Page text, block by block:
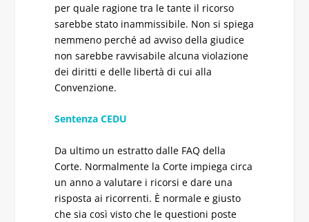
per quale ragione tra le tante il ricorso
sarebbe stato inammissibile. Non si spiega
nemmeno perché ad avviso della giudice
non sarebbe ravvisabile alcuna violazione
dei diritti e delle libertà di cui alla
Convenzione.
Sentenza CEDU
Da ultimo un estratto dalle FAQ della
Corte. Normalmente la Corte impiega circa
un anno a valutare i ricorsi e dare una
risposta ai ricorrenti. È normale e giusto
che sia così visto che le questioni poste